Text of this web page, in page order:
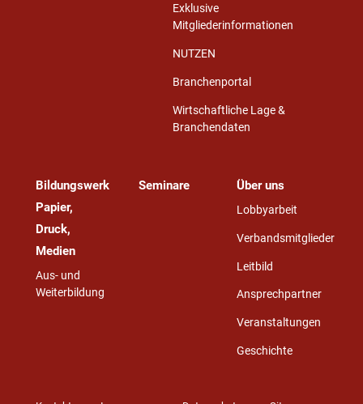
Exklusive
Mitgliederinformationen
NUTZEN
Branchenportal
Wirtschaftliche Lage &
Branchendaten
Bildungswerk
Papier,
Druck,
Medien
Aus- und
Weiterbildung
Seminare Über uns
Lobbyarbeit
Verbandsmitglieder
Leitbild
Ansprechpartner
Veranstaltungen
Geschichte